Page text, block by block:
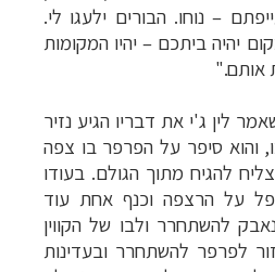
– נוחו. הבורים ילעגו לי.
יהיה ביתכם – יהיו המקומות
אותם."
לין ג'י את דבריו הגיע נזיר
והוא סיפר על הפרפר בו צפה
להגיח מתוך הגולם. בעודו
על הרצפה וכנף אחת עוד
להשתחרר ולבו של הקווין
לפרפר להשתחרר ובעדינות